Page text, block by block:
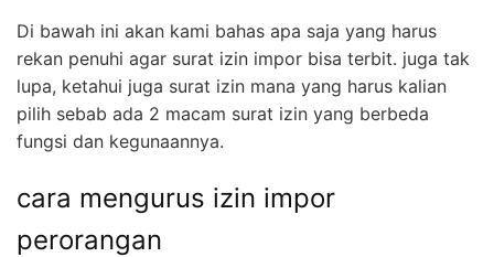
Di bawah ini akan kami bahas apa saja yang harus
rekan penuhi agar surat izin impor bisa terbit. juga tak
lupa, ketahui juga surat izin mana yang harus kalian
pilih sebab ada 2 macam surat izin yang berbeda
fungsi dan kegunaannya.
cara mengurus izin impor
perorangan